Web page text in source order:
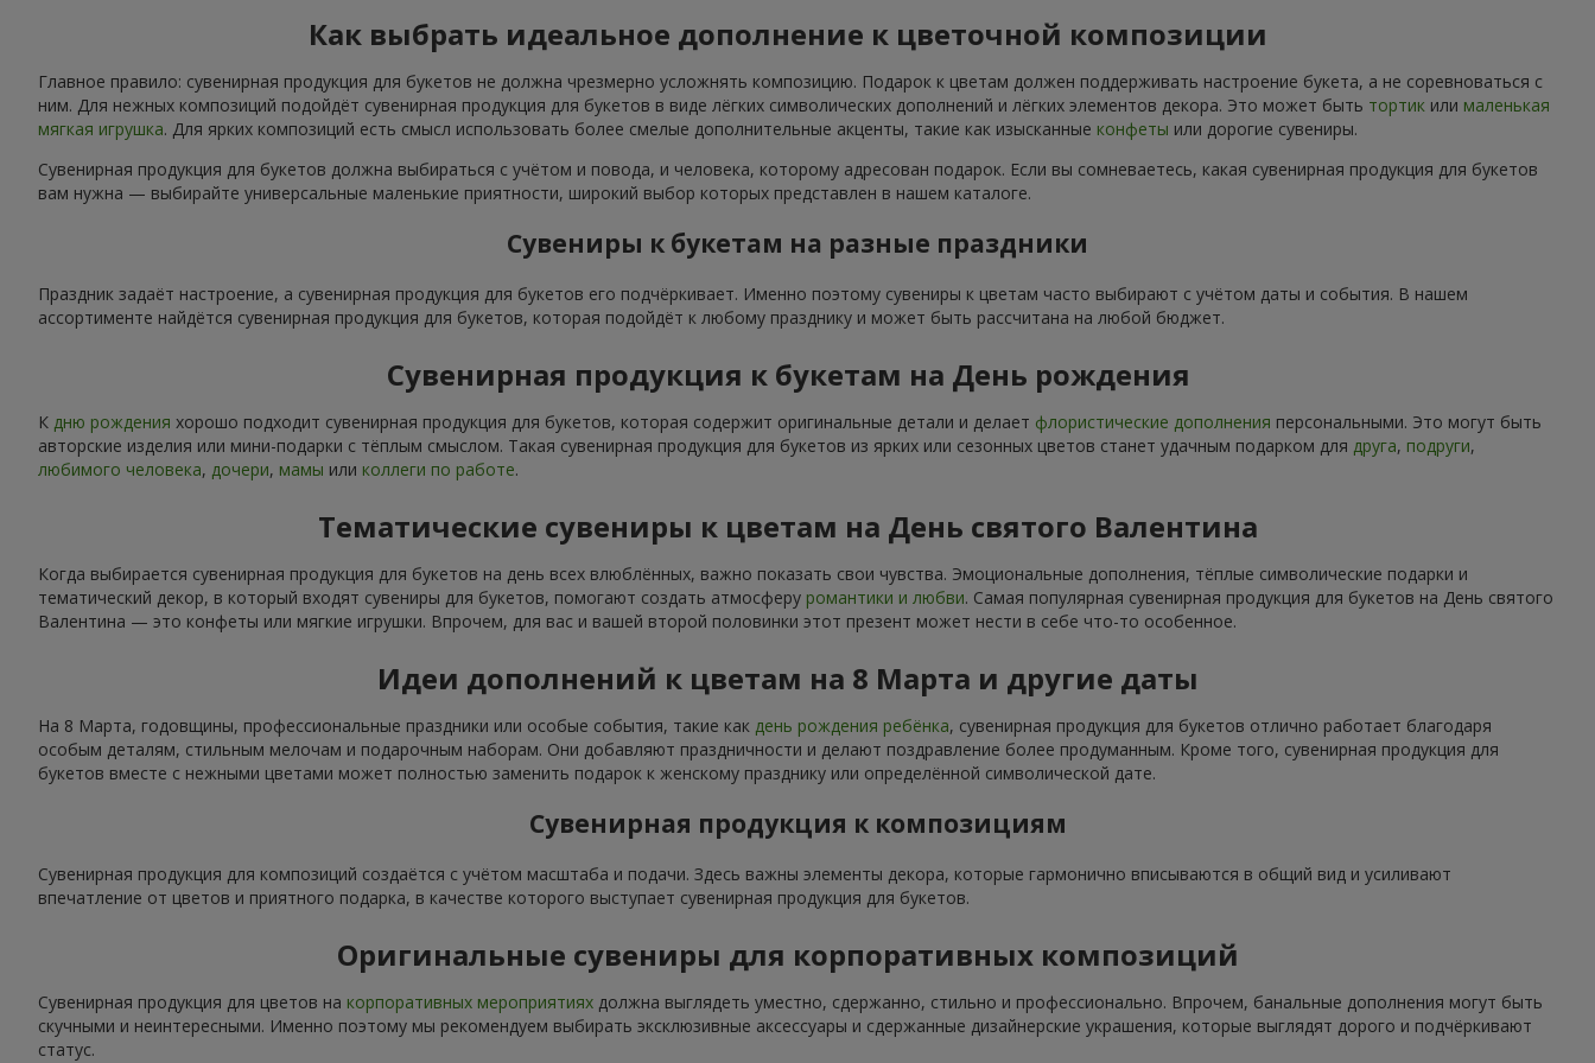
Как выбрать идеальное дополнение к цветочной композиции
Главное правило: сувенирная продукция для букетов не должна чрезмерно усложнять композицию. Подарок к цветам должен поддерживать настроение букета, а не соревноваться с
ним. Для нежных композиций подойдёт сувенирная продукция для букетов в виде лёгких символических дополнений и лёгких элементов декора. Это может быть тортик или маленькая
мягкая игрушка. Для ярких композиций есть смысл использовать более смелые дополнительные акценты, такие как изысканные конфеты или дорогие сувениры.
Сувенирная продукция для букетов должна выбираться с учётом и повода, и человека, которому адресован подарок. Если вы сомневаетесь, какая сувенирная продукция для букетов
вам нужна — выбирайте универсальные маленькие приятности, широкий выбор которых представлен в нашем каталоге.
Сувениры к букетам на разные праздники
Праздник задаёт настроение, а сувенирная продукция для букетов его подчёркивает. Именно поэтому сувениры к цветам часто выбирают с учётом даты и события. В нашем
ассортименте найдётся сувенирная продукция для букетов, которая подойдёт к любому празднику и может быть рассчитана на любой бюджет.
Сувенирная продукция к букетам на День рождения
К дню рождения хорошо подходит сувенирная продукция для букетов, которая содержит оригинальные детали и делает флористические дополнения персональными. Это могут быть
авторские изделия или мини-подарки с тёплым смыслом. Такая сувенирная продукция для букетов из ярких или сезонных цветов станет удачным подарком для друга, подруги,
любимого человека, дочери, мамы или коллеги по работе.
Тематические сувениры к цветам на День святого Валентина
Когда выбирается сувенирная продукция для букетов на день всех влюблённых, важно показать свои чувства. Эмоциональные дополнения, тёплые символические подарки и
тематический декор, в который входят сувениры для букетов, помогают создать атмосферу романтики и любви. Самая популярная сувенирная продукция для букетов на День святого
Валентина — это конфеты или мягкие игрушки. Впрочем, для вас и вашей второй половинки этот презент может нести в себе что-то особенное.
Идеи дополнений к цветам на 8 Марта и другие даты
На 8 Марта, годовщины, профессиональные праздники или особые события, такие как день рождения ребёнка, сувенирная продукция для букетов отлично работает благодаря
особым деталям, стильным мелочам и подарочным наборам. Они добавляют праздничности и делают поздравление более продуманным. Кроме того, сувенирная продукция для
букетов вместе с нежными цветами может полностью заменить подарок к женскому празднику или определённой символической дате.
Сувенирная продукция к композициям
Сувенирная продукция для композиций создаётся с учётом масштаба и подачи. Здесь важны элементы декора, которые гармонично вписываются в общий вид и усиливают
впечатление от цветов и приятного подарка, в качестве которого выступает сувенирная продукция для букетов.
Оригинальные сувениры для корпоративных композиций
Сувенирная продукция для цветов на корпоративных мероприятиях должна выглядеть уместно, сдержанно, стильно и профессионально. Впрочем, банальные дополнения могут быть
скучными и неинтересными. Именно поэтому мы рекомендуем выбирать эксклюзивные аксессуары и сдержанные дизайнерские украшения, которые выглядят дорого и подчёркивают
статус.